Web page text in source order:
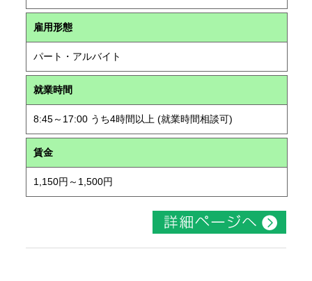
雇用形態
パート・アルバイト
就業時間
8:45～17:00 うち4時間以上 (就業時間相談可)
賃金
1,150円～1,500円